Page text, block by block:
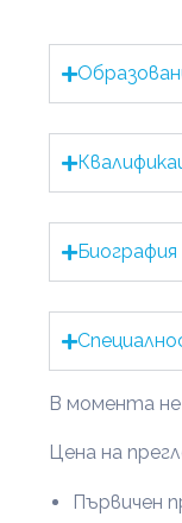
Биография
В момента
Цена на
Първичен